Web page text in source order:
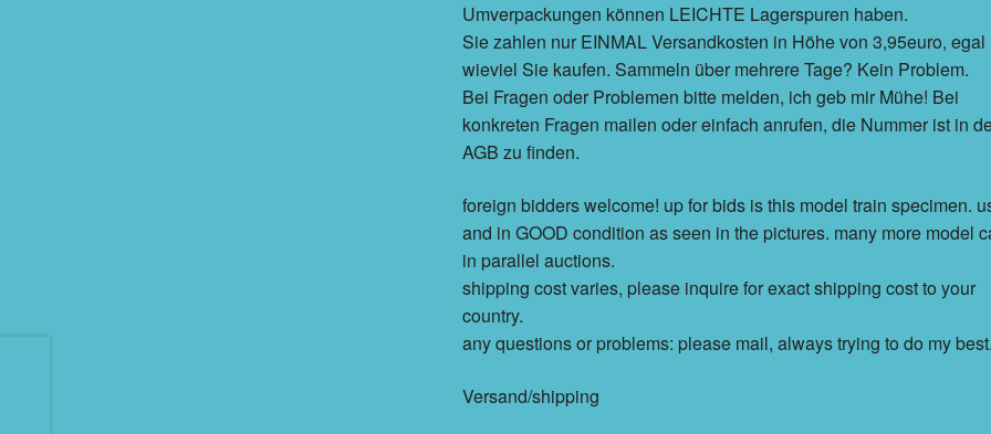
Umverpackungen können LEICHTE Lagerspuren haben.
Sie zahlen nur EINMAL Versandkosten in Höhe von 3,95euro, egal
wieviel Sie kaufen. Sammeln über mehrere Tage? Kein Problem.
Bei Fragen oder Problemen bitte melden, ich geb mir Mühe! Bei
konkreten Fragen mailen oder einfach anrufen, die Nummer ist in
AGB zu finden.
foreign bidders welcome! up for bids is this model train specimen.
and in GOOD condition as seen in the pictures. many more model
in parallel auctions.
shipping cost varies, please inquire for exact shipping cost to your
country.
any questions or problems: please mail, always trying to do my
Versand/shipping